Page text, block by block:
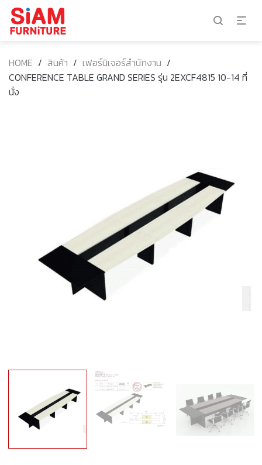
HOME / สินค้า / เฟอร์นิเจอร์สำนักงาน /
CONFERENCE TABLE GRAND SERIES รุ่น 2EXCF4815 10-14 ที่
นั่ง